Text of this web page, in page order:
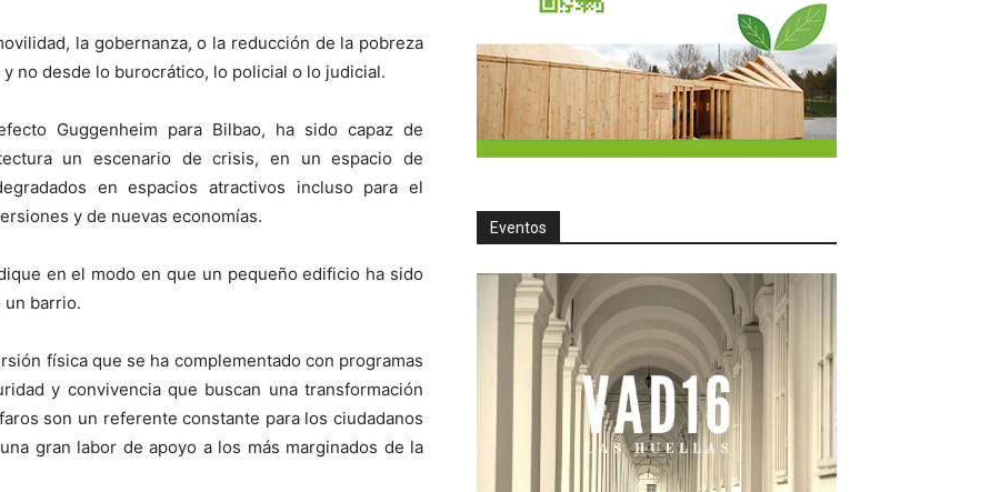
la gobernanza, o la reducción de la pobreza
no desde lo burocrático, lo policial o lo judicial.
Guggenheim para Bilbao, ha sido capaz de
un escenario de crisis, en un espacio de
en espacios atractivos incluso para el
y de nuevas economías.
en el modo en que un pequeño edificio ha sido
un barrio.
física que se ha complementado con programas
y convivencia que buscan una transformación
son un referente constante para los ciudadanos
gran labor de apoyo a los más marginados de la
Eventos